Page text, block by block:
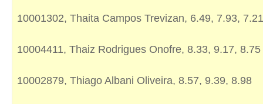
10001302, Thaita Campos Trevizan, 6.49, 7.93, 7.21
10004411, Thaiz Rodrigues Onofre, 8.33, 9.17, 8.75
10002879, Thiago Albani Oliveira, 8.57, 9.39, 8.98